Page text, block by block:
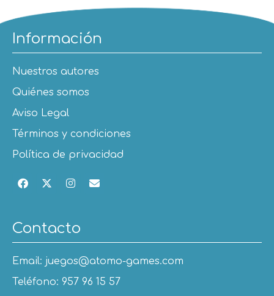
Información
Nuestros autores
Quiénes somos
Aviso Legal
Términos y condiciones
Política de privacidad
Contacto
Email: juegos@atomo-games.com
Teléfono: 957 96 15 57